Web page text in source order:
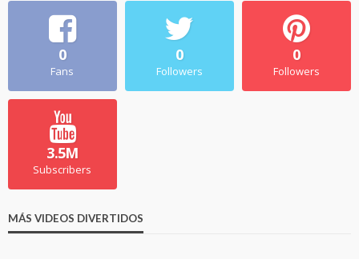
0
Fans
0
Followers
0
Followers
3.5M
Subscribers
MÁS VIDEOS DIVERTIDOS